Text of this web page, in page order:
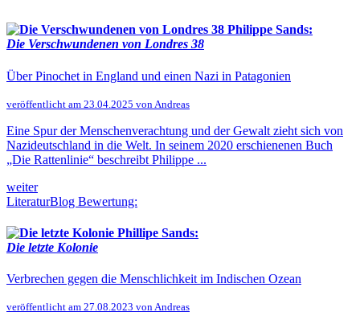
Philippe Sands:
Die Verschwundenen von Londres 38
Über Pinochet in England und einen Nazi in Patagonien
veröffentlicht am 23.04.2025 von Andreas
Eine Spur der Menschenverachtung und der Gewalt zieht sich von
Nazideutschland in die Welt. In seinem 2020 erschienenen Buch
„Die Rattenlinie“ beschreibt Philippe ...
weiter
LiteraturBlog Bewertung:
Phillipe Sands:
Die letzte Kolonie
Verbrechen gegen die Menschlichkeit im Indischen Ozean
veröffentlicht am 27.08.2023 von Andreas